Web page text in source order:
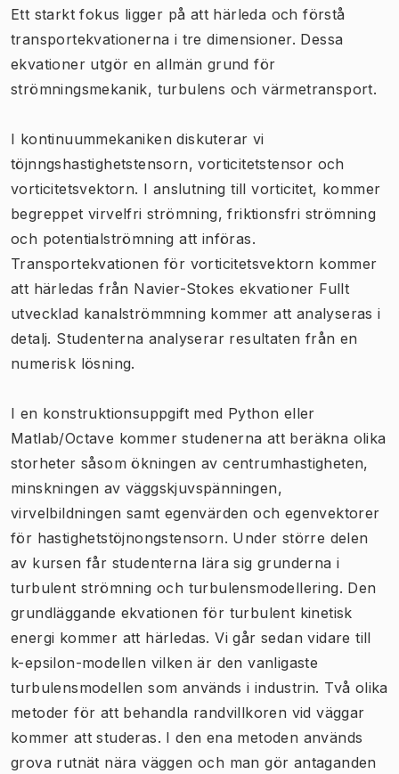
Ett starkt fokus ligger på att härleda och förstå
transportekvationerna i tre dimensioner. Dessa
ekvationer utgör en allmän grund för
strömningsmekanik, turbulens och värmetransport.
I kontinuummekaniken diskuterar vi
töjnngshastighetstensorn, vorticitetstensor och
vorticitetsvektorn. I anslutning till vorticitet, kommer
begreppet virvelfri strömning, friktionsfri strömning
och potentialströmning att införas.
Transportekvationen för vorticitetsvektorn kommer
att härledas från Navier-Stokes ekvationer Fullt
utvecklad kanalströmmning kommer att analyseras i
detalj. Studenterna analyserar resultaten från en
numerisk lösning.
I en konstruktionsuppgift med Python eller
Matlab/Octave kommer studenerna att beräkna olika
storheter såsom ökningen av centrumhastigheten,
minskningen av väggskjuvspänningen,
virvelbildningen samt egenvärden och egenvektorer
för hastighetstöjnongstensorn. Under större delen
av kursen får studenterna lära sig grunderna i
turbulent strömning och turbulensmodellering. Den
grundläggande ekvationen för turbulent kinetisk
energi kommer att härledas. Vi går sedan vidare till
k-epsilon-modellen vilken är den vanligaste
turbulensmodellen som används i industrin. Två olika
metoder för att behandla randvillkoren vid väggar
kommer att studeras. I den ena metoden används
grova rutnät nära väggen och man gör antaganden